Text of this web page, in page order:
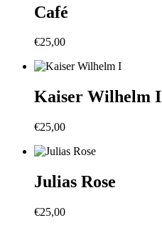
Café
€25,00
Kaiser Wilhelm I
€25,00
Julias Rose
€25,00